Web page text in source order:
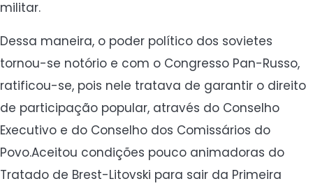
militar.
Dessa maneira, o poder político dos sovietes
tornou-se notório e com o Congresso Pan-Russo,
ratificou-se, pois nele tratava de garantir o direito
de participação popular, através do Conselho
Executivo e do Conselho dos Comissários do
Povo.Aceitou condições pouco animadoras do
Tratado de Brest-Litovski para sair da Primeira